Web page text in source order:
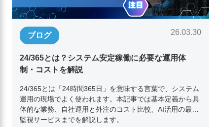
ブログ 26.03.30
24/365とは？システム安定稼働に必要な運用体
制・コストを解説
24/365とは「24時間365日」を意味する言葉で、システム
運用の現場でよく使われます。本記事では基本定義から具
体的な業務、自社運用と外注のコスト比較、AI活用の最新
監視サービスまでを解説します。